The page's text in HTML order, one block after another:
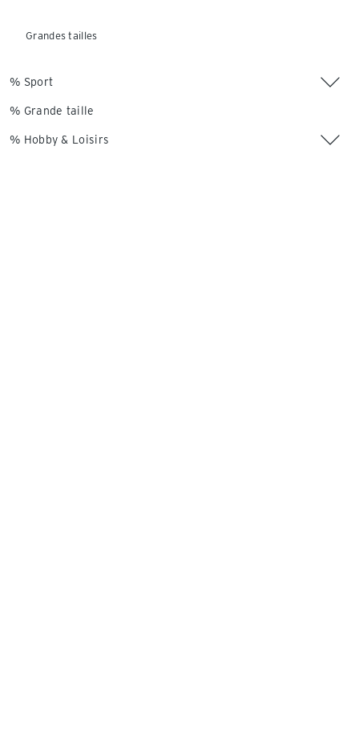
Grandes tailles
% Sport
% Grande taille
% Hobby & Loisirs